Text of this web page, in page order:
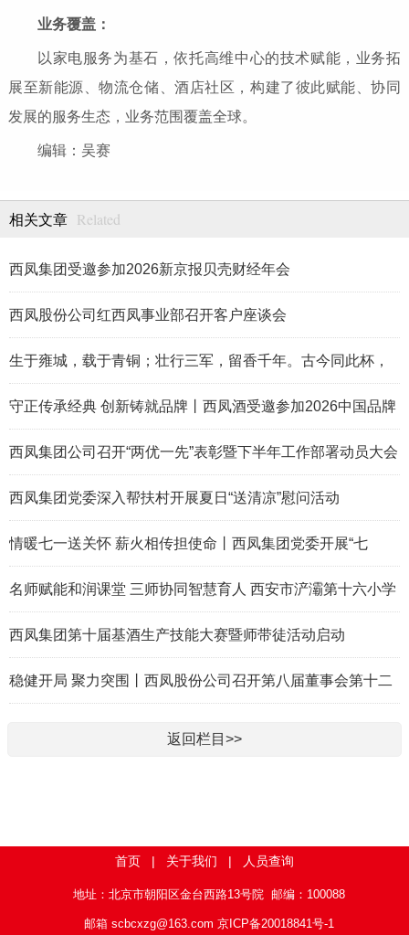
业务覆盖：
以家电服务为基石，依托高维中心的技术赋能，业务拓
展至新能源、物流仓储、酒店社区，构建了彼此赋能、协同
发展的服务生态，业务范围覆盖全球。
编辑：吴赛
相关文章 Related
西凤集团受邀参加2026新京报贝壳财经年会
西凤股份公司红西凤事业部召开客户座谈会
生于雍城，载于青铜；壮行三军，留香千年。古今同此杯，
岁月共凤香。
守正传承经典 创新铸就品牌丨西凤酒受邀参加2026中国品牌
论坛
西凤集团公司召开“两优一先”表彰暨下半年工作部署动员大会
西凤集团党委深入帮扶村开展夏日“送清凉”慰问活动
情暖七一送关怀 薪火相传担使命丨西凤集团党委开展“七
一”走访慰问活动
名师赋能和润课堂 三师协同智慧育人 西安市浐灞第十六小学
首届 “和润三师课堂” 教学节活动纪实
西凤集团第十届基酒生产技能大赛暨师带徒活动启动
稳健开局 聚力突围丨西凤股份公司召开第八届董事会第十二
返回栏目>>
首页 | 关于我们 | 人员查询
地址：北京市朝阳区金台西路13号院 邮编：100088
邮箱 scbcxzg@163.com 京ICP备20018841号-1